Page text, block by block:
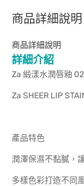
商品詳細說明
商品詳細說明
詳細介紹
Za 緞漾水潤唇釉
Za SHEER LIP
產品特色
潤澤保濕不黏膩，
多樣色彩打造不同